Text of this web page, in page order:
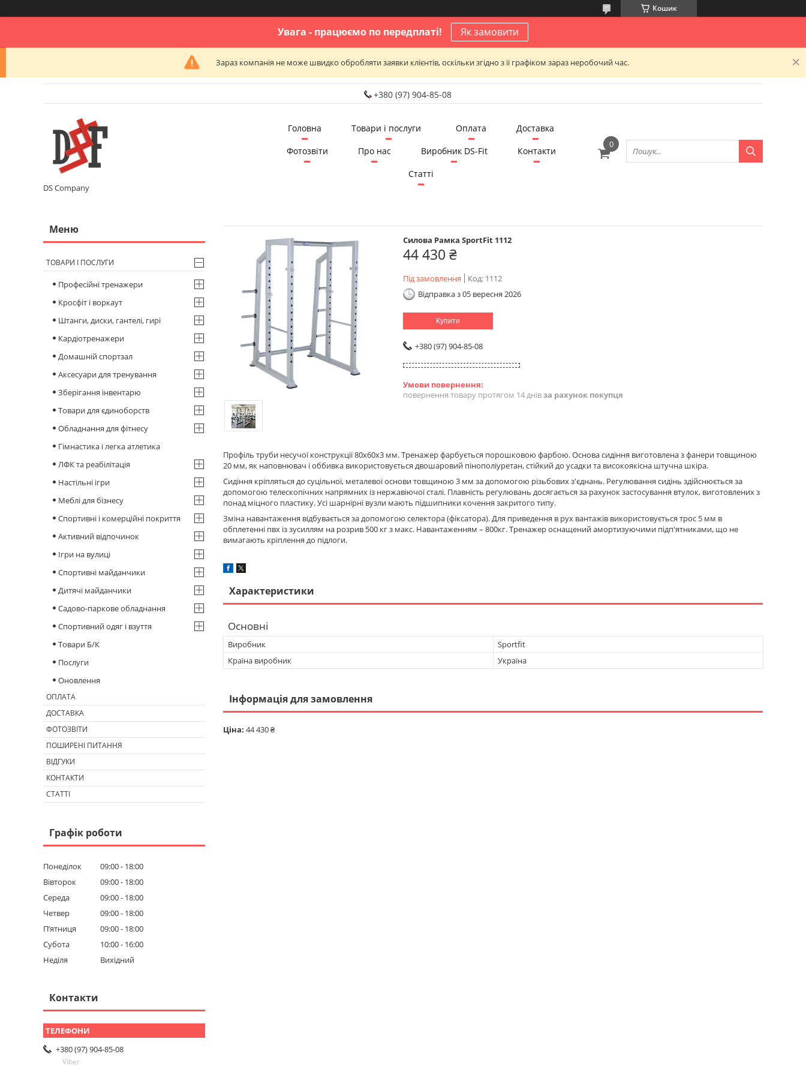
Кошик
Увага - працюємо по передплаті! Як замовити
Зараз компанія не може швидко обробляти заявки клієнтів, оскільки згідно з її графіком зараз неробочий час.
+380 (97) 904-85-08
DS Company
Головна Товари і послуги Оплата
Доставка
Фотозвіти
Про нас Виробник DS-Fit
Контакти
Статті
Силова Рамка SportFit 1112
44 430 ₴
Під замовлення Код: 1112
Відправка з 05 вересня 2026
Купити
+380 (97) 904-85-08
повернення товару протягом 14 днівза рахунок покупця
Профіль труби несучої конструкції 80х60х3 мм. Тренажер фарбується порошковою фарбою. Основа сидіння виготовлена з фанери товщиною
20 мм, як наповнювач і оббивка використовується двошаровий пінополіуретан, стійкий до усадки та високоякісна штучна шкіра.
Сидіння кріпляться до суцільної, металевої основи товщиною 3 мм за допомогою різьбових з'єднань. Регулювання сидінь здійснюється за
допомогою телескопічних напрямних із нержавіючої сталі. Плавність регулювань досягається за рахунок застосування втулок, виготовлених з
понад міцного пластику. Усі шарнірні вузли мають підшипники кочення закритого типу.
Зміна навантаження відбувається за допомогою селектора (фіксатора). Для приведення в рух вантажів використовується трос 5 мм в
обплетенні пвх із зусиллям на розрив 500 кг з макс. Навантаженням – 800кг. Тренажер оснащений амортизуючими підп'ятниками, що не
вимагають кріплення до підлоги.
Характеристики
Основні
Виробник
Sportfit
Країна виробник
Україна
Інформація для замовлення
Ціна: 44 430 ₴
ТОВАРИ І ПОСЛУГИ
Професійні тренажери
Кросфіт і воркаут
Штанги, диски, гантелі, гирі
Кардіотренажери
Домашній спортзал
Аксесуари для тренування
Зберігання інвентарю
Товари для єдиноборств
Обладнання для фітнесу
Гімнастика і легка атлетика
ЛФК та реабілітація
Настільні ігри
Меблі для бізнесу
Спортивні і комерційні покриття
Активний відпочинок
Ігри на вулиці
Спортивні майданчики
Дитячі майданчики
Садово-паркове обладнання
Спортивний одяг і взуття
Товари Б/К
Послуги
Оновлення
ОПЛАТА
ДОСТАВКА
ФОТОЗВІТИ
ПОШИРЕНІ ПИТАННЯ
ВІДГУКИ
КОНТАКТИ
СТАТТІ
Графік роботи
Понеділок 09:00
18:00
Вівторок
09:00
18:00
Середа
09:00
18:00
Четвер
09:00
18:00
Пʼятниця
09:00
18:00
Субота
10:00
16:00
Неділя
Вихідний
Контакти
+380 (97) 904-85-08
Viber